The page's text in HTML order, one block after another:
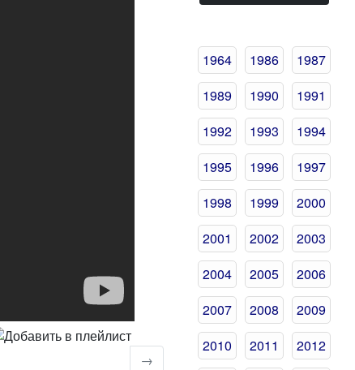
→
1964 1986
1987
1989
1990
1991
1992
1993
1994
1995
1996
1997
1998
1999
2000
2001
2002
2003
2004
2005
2006
2007
2008
2009
2010
2011
2012